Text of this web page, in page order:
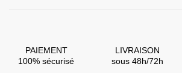
PAIEMENT
100% sécurisé
LIVRAISON
sous 48h/72h